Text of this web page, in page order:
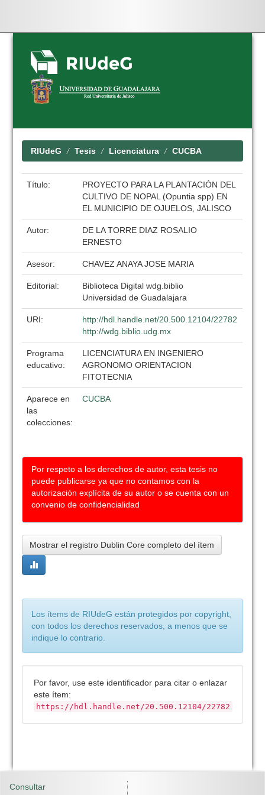
Skip
navigation
RIUdeG Tesis Licenciatura CUCBA
Título:
PROYECTO PARA LA PLANTACIÓN DEL
CULTIVO DE NOPAL (Opuntia spp) EN
EL MUNICIPIO DE OJUELOS, JALISCO
Autor:
DE LA TORRE DIAZ ROSALIO
ERNESTO
Asesor: CHAVEZ ANAYA JOSE MARIA
Editorial:
Biblioteca Digital wdg.biblio
Universidad de Guadalajara
URI:
http://hdl.handle.net/20.500.12104/22782
http://wdg.biblio.udg.mx
Programa
educativo:
LICENCIATURA EN INGENIERO
AGRONOMO ORIENTACION
FITOTECNIA
Aparece en
las
colecciones:
CUCBA
Por respeto a los derechos de autor, esta tesis no
puede publicarse ya que no contamos con la
autorización explícita de su autor o se cuenta con un
convenio de confidencialidad
Mostrar el registro Dublin Core completo del ítem
Los ítems de RIUdeG están protegidos por copyright,
con todos los derechos reservados, a menos que se
indique lo contrario.
Por favor, use este identificador para citar o enlazar
este ítem:
https://hdl.handle.net/20.500.12104/22782
Consultar